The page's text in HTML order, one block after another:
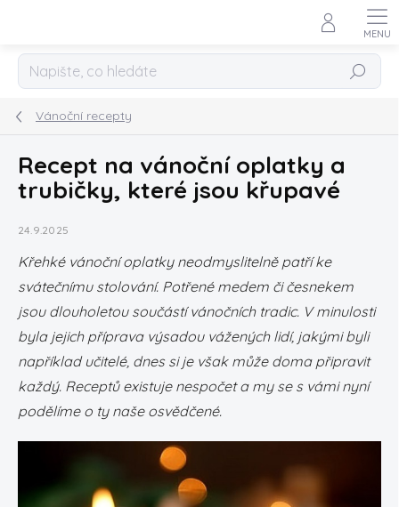
Hledat
Vánoční recepty
Recept na vánoční oplatky a
trubičky, které jsou křupavé
24.9.2025
Křehké vánoční oplatky neodmyslitelně patří ke
svátečnímu stolování. Potřené medem či česnekem
jsou dlouholetou součástí vánočních tradic. V minulosti
byla jejich příprava výsadou vážených lidí, jakými byli
například učitelé, dnes si je však může doma připravit
každý. Receptů existuje nespočet a my se s vámi nyní
podělíme o ty naše osvědčené.